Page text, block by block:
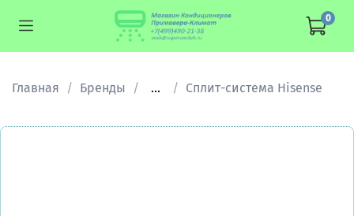
0
Главная Бренды ... Сплит-система Hisense